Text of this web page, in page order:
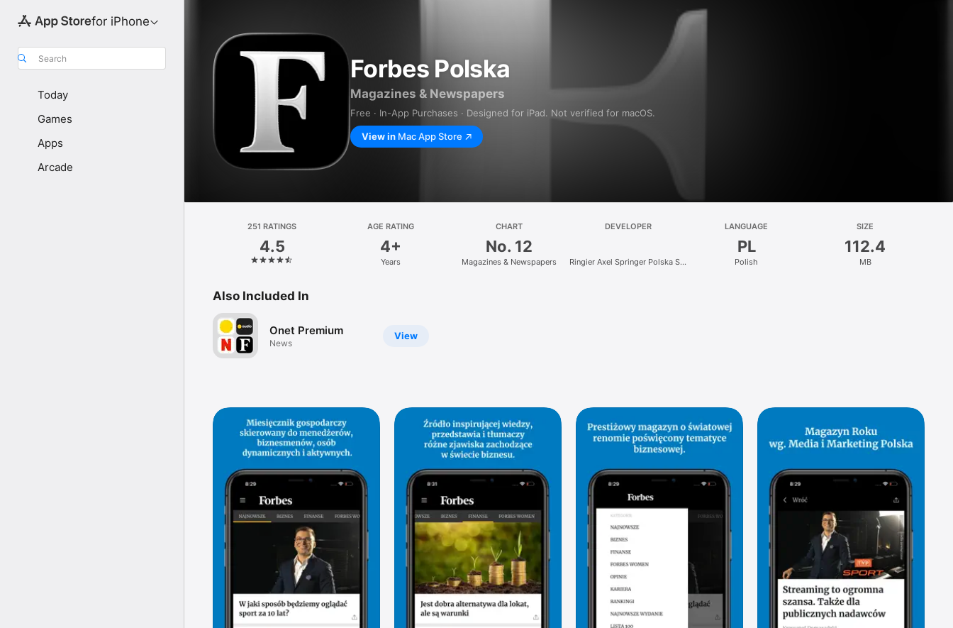
for iPhone
Search
Today
Games
Apps
Arcade
Forbes Polska
Magazines & Newspapers
Free · In-App Purchases · Designed for iPad. Not verified for macOS.
View in Mac App Store
251 RATINGS
4.5
AGE RATING
4+
Years
CHART
No. 12
Magazines & Newspapers
DEVELOPER
Ringier Axel Springer Polska Sp.
LANGUAGE
PL
Polish
SIZE
112.4
MB
Also Included In
View
Onet Premium
News